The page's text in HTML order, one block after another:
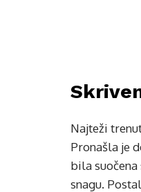
Najteži
Pronašla je
bila
snagu.